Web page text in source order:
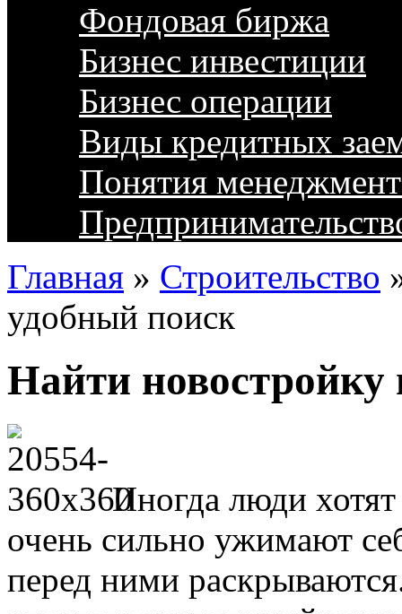
Фондовая биржа
Бизнес инвестиции
Бизнес операции
Виды кредитных
Понятия
Главная » Строительство
удобный поиск
Найти
Иногда люди хотят
очень сильно ужимают
перед ними